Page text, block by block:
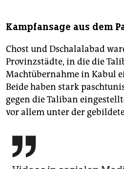
Kampfansage aus dem
Chost und Dschalalabad
Provinzstädte, in die die
Machtübernahme in Kabul
Beide haben stark
gegen die Taliban
vor allem unter der
